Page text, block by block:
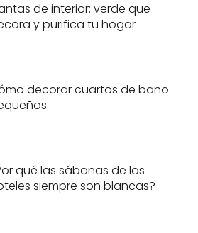
de interior: verde que
y purifica tu hogar
decorar cuartos de baño
qué las sábanas de los
siempre son blancas?